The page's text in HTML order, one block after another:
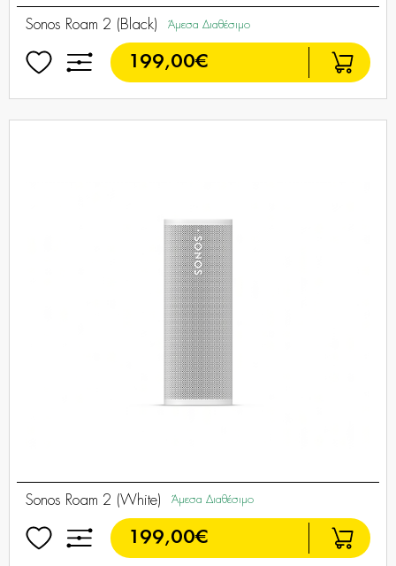
Sonos Roam 2 (Black) Άμεσα Διαθέσιμο
199,00€
Sonos Roam 2 (White) Άμεσα Διαθέσιμο
199,00€